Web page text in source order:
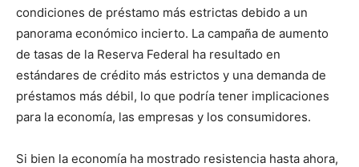
condiciones de préstamo más estrictas debido a un
panorama económico incierto. La campaña de aumento
de tasas de la Reserva Federal ha resultado en
estándares de crédito más estrictos y una demanda de
préstamos más débil, lo que podría tener implicaciones
para la economía, las empresas y los consumidores.
Si bien la economía ha mostrado resistencia hasta ahora,